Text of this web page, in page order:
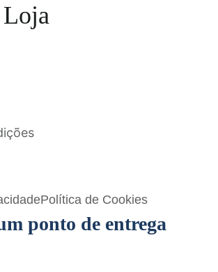
Política de Cookies
ponto de entrega